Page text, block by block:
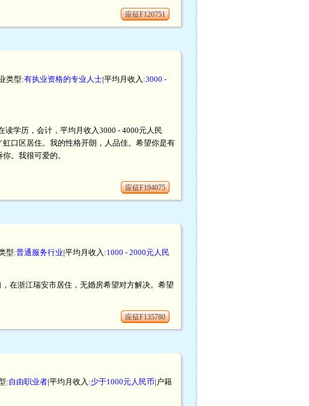
应征F120751
类型:有执业资格的专业人士|平均月收入:3000 -
学历，会计，平均月收入3000 - 4000元人民
口区居住。我的性格开朗，人品佳。希望你是有
。我很可爱的。
应征F194075
型:普通服务行业|平均月收入:1000 - 2000元人民
在浙江瑞安市居住，无婚房希望对方解决。希望
应征F135780
:自由职业者|平均月收入:少于1000元人民币|户籍